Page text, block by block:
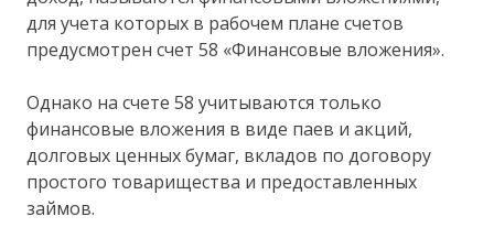
для учета которых в рабочем плане счетов
предусмотрен счет 58 «Финансовые вложения».
Однако на счете 58 учитываются только
финансовые вложения в виде паев и акций,
долговых ценных бумаг, вкладов по договору
простого товарищества и предоставленных
займов.